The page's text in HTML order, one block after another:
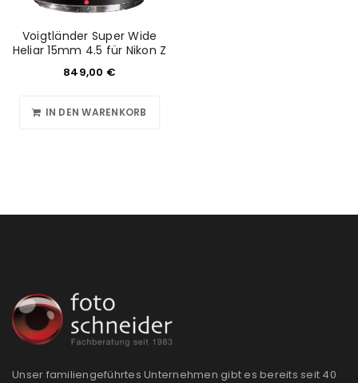
Voigtländer Super Wide
Heliar 15mm 4.5 für Nikon Z
849,00 €
IN DEN WARENKORB
Unser familiengeführtes Unternehmen gibt es bereits seit 40